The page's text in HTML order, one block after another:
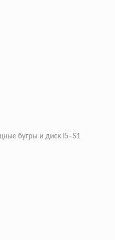
бугры и диск l5–S1